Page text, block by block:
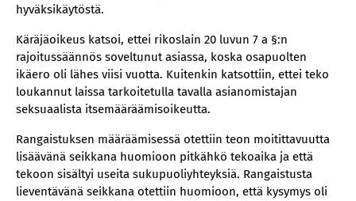
hyväksikäytöstä.
Käräjäoikeus katsoi, ettei rikoslain 20 luvun 7 a §:n
rajoitussäännös soveltunut asiassa, koska osapuolten
ikäero oli lähes viisi vuotta. Kuitenkin katsottiin, ettei teko
loukannut laissa tarkoitetulla tavalla asianomistajan
seksuaalista itsemääräämisoikeutta.
Rangaistuksen määräämisessä otettiin teon moitittavuutta
lisäävänä seikkana huomioon pitkähkö tekoaika ja että
tekoon sisältyi useita sukupuoliyhteyksiä. Rangaistusta
lieventävänä seikkana otettiin huomioon, että kysymys oli